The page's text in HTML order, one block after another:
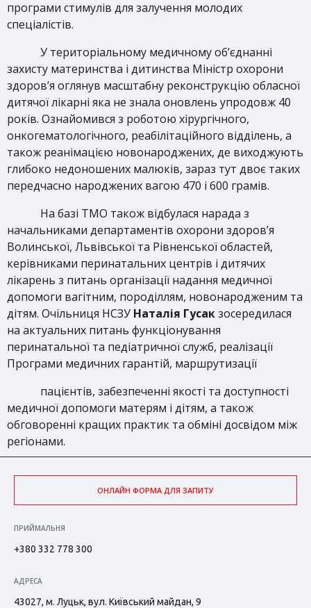
програми стимулів для залучення молодих
спеціалістів.
У територіальному медичному об’єднанні
захисту материнства і дитинства Міністр охорони
здоров’я оглянув масштабну реконструкцію обласної
дитячої лікарні яка не знала оновлень упродовж 40
років. Ознайомився з роботою хірургічного,
онкогематологічного, реабілітаційного відділень, а
також реанімацією новонароджених, де виходжують
глибоко недоношених малюків, зараз тут двоє таких
передчасно народжених вагою 470 і 600 грамів.
На базі ТМО також відбулася нарада з
начальниками департаментів охорони здоров’я
Волинської, Львівської та Рівненської областей,
керівниками перинатальних центрів і дитячих
лікарень з питань організації надання медичної
допомоги вагітним, породіллям, новонародженим та
дітям. Очільниця НСЗУ Наталія Гусакзосередилася
на актуальних питань функціонування
перинатальної та педіатричної служб, реалізації
Програми медичних гарантій, маршрутизації
пацієнтів, забезпеченні якості та доступності
медичної допомоги матерям і дітям, а також
обговоренні кращих практик та обміні досвідом між
регіонами.
ОНЛАЙН ФОРМА ДЛЯ ЗАПИТУ
ПРИЙМАЛЬНЯ
+380 332 778 300
АДРЕСА
43027, м. Луцьк, вул. Київський майдан, 9